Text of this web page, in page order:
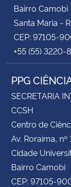
Bairro Camobi
Santa Maria -
CEP: 97105-
+55 (55) 3220-
PPG
SECRETARIA
CCSH
Centro de
Av. Roraima,
Cidade
Bairro Camobi
CEP: 97105-